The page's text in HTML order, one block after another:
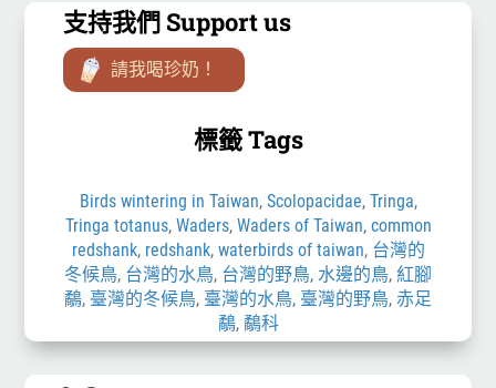
亞大陸北極圈凍原帶
的湖泊、河流等水
域，在台灣為稀有
的...
支持我們 Support us
請我喝珍奶！
標籤 Tags
Birds wintering in Taiwan, Scolopacidae, Tringa,
Tringa totanus, Waders, Waders of Taiwan, common
redshank, redshank, waterbirds of taiwan, 台灣的
冬候鳥, 台灣的水鳥, 台灣的野鳥, 水邊的鳥, 紅腳
鷸, 臺灣的冬候鳥, 臺灣的水鳥, 臺灣的野鳥, 赤足
鷸, 鷸科